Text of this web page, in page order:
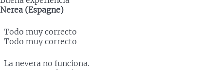
Nerea (Espagne)
Todo muy correcto
Todo muy correcto
La nevera no funciona.